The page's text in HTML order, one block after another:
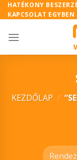
Skip
to
HATÉKONY
KAPCSOLAT EGYBEN
KEZDŐLAP /